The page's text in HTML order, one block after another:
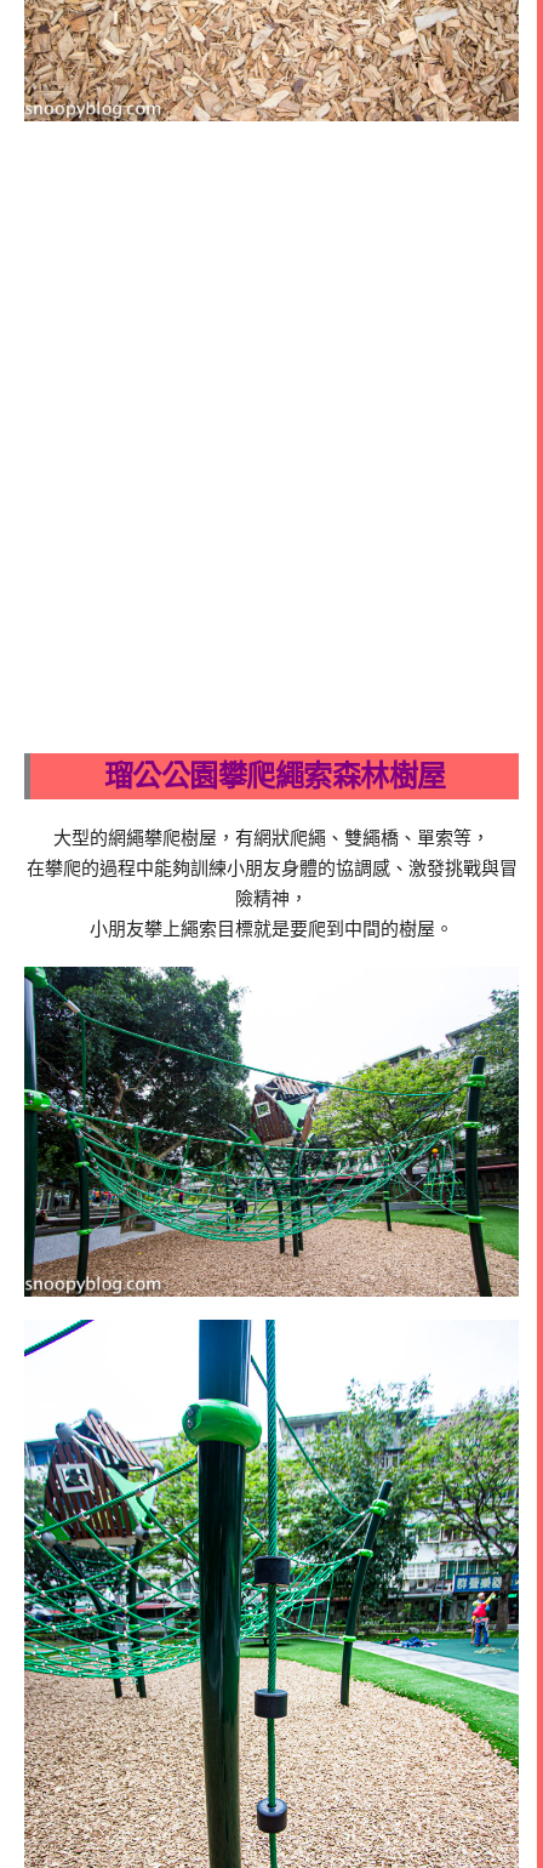
瑠公公園攀爬繩索森林樹屋
大型的網繩攀爬樹屋，有網狀爬繩、雙繩橋、單索等，
在攀爬的過程中能夠訓練小朋友身體的協調感、激發挑戰與冒
險精神，
小朋友攀上繩索目標就是要爬到中間的樹屋。